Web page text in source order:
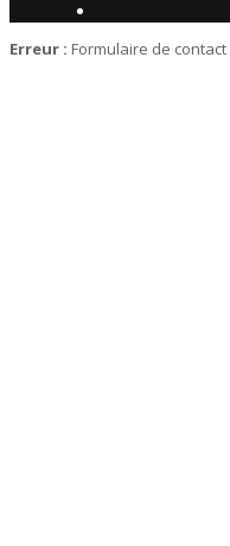
Erreur : Formulaire de